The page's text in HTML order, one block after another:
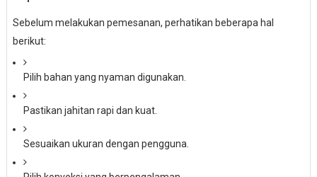
Sebelum melakukan pemesanan, perhatikan beberapa hal
berikut:
Pilih bahan yang nyaman digunakan.
Pastikan jahitan rapi dan kuat.
Sesuaikan ukuran dengan pengguna.